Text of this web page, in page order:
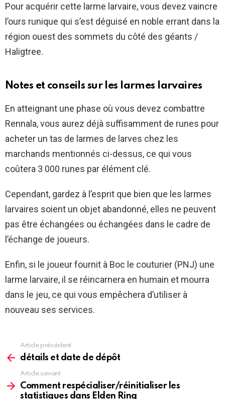
Pour acquérir cette larme larvaire, vous devez vaincre
l’ours runique qui s’est déguisé en noble errant dans la
région ouest des sommets du côté des géants /
Haligtree.
Notes et conseils sur les larmes larvaires
En atteignant une phase où vous devez combattre
Rennala, vous aurez déjà suffisamment de runes pour
acheter un tas de larmes de larves chez les
marchands mentionnés ci-dessus, ce qui vous
coûtera 3 000 runes par élément clé.
Cependant, gardez à l’esprit que bien que les larmes
larvaires soient un objet abandonné, elles ne peuvent
pas être échangées ou échangées dans le cadre de
l’échange de joueurs.
Enfin, si le joueur fournit à Boc le couturier (PNJ) une
larme larvaire, il se réincarnera en humain et mourra
dans le jeu, ce qui vous empêchera d’utiliser à
nouveau ses services.
more
Article précédent
détails et date de dépôt
Article suivant
Comment respécialiser/réinitialiser les
statistiques dans Elden Ring